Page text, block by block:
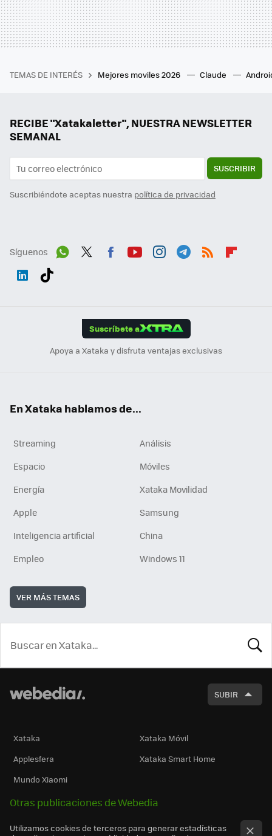
TEMAS DE INTERÉS Mejores moviles 2026 Claude
RECIBE "Xatakaletter", NUESTRA NEWSLETTER
SEMANAL
SUSCRIBIR
Suscribiéndote aceptas nuestra política de privacidad
Síguenos
Suscríbete a
Apoya a Xataka y disfruta ventajas exclusivas
En Xataka hablamos de...
Streaming
Análisis
Espacio
Móviles
Energía
Xataka Movilidad
Apple
Samsung
Inteligencia artificial
China
Empleo
Windows 11
VER MÁS TEMAS
SUBIR
Xataka
Xataka Móvil
Applesfera
Xataka Smart Home
Mundo Xiaomi
Otras publicaciones de Webedia
Utilizamos cookies de terceros para generar estadísticas